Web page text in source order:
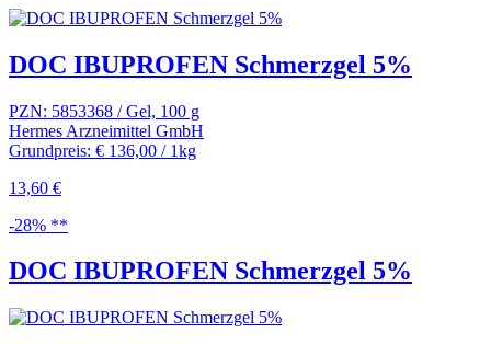
DOC IBUPROFEN Schmerzgel 5%
PZN: 5853368 / Gel, 100 g
Hermes Arzneimittel GmbH
Grundpreis: € 136,00 / 1kg
13,60 €
-28% **
DOC IBUPROFEN Schmerzgel 5%